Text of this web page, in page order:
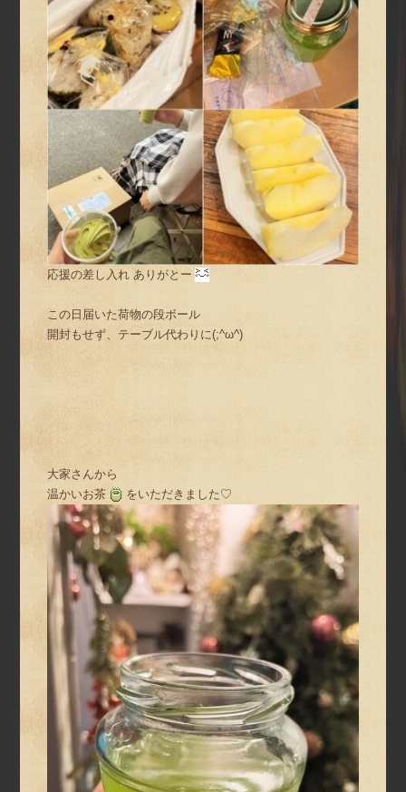
応援の差し入れ ありがとー
この日届いた荷物の段ボール
開封もせず、テーブル代わりに(;^ω^)
大家さんから
温かいお茶
をいただきました♡